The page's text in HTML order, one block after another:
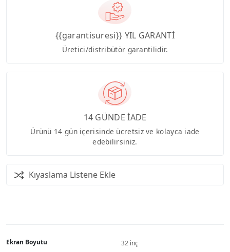
{{garantisuresi}} YIL GARANTİ
Üretici/distribütör garantilidir.
14 GÜNDE İADE
Ürünü 14 gün içerisinde ücretsiz ve kolayca iade
edebilirsiniz.
Kıyaslama Listene Ekle
Ekran Boyutu
32 inç